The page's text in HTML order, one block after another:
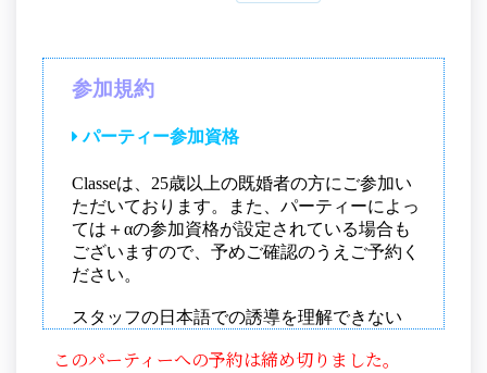
このパーティーへの予約は締め切りました。